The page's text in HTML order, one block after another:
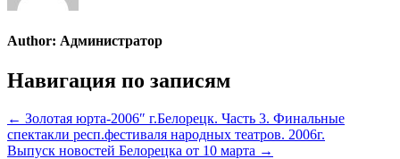
Author: Администратор
Навигация по записям
← Золотая юрта-2006″ г.Белорецк. Часть 3. Финальные
спектакли респ.фестиваля народных театров. 2006г.
Выпуск новостей Белорецка от 10 марта →